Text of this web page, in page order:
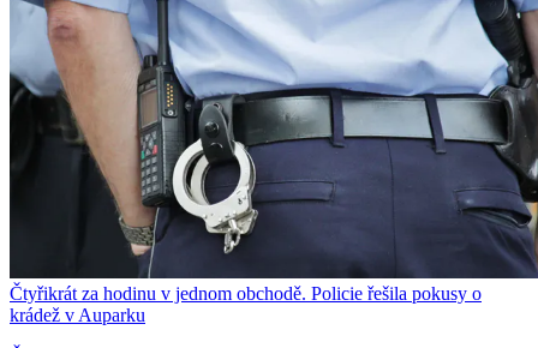
Čtyřikrát za hodinu v jednom obchodě. Policie řešila pokusy o
krádež v Auparku